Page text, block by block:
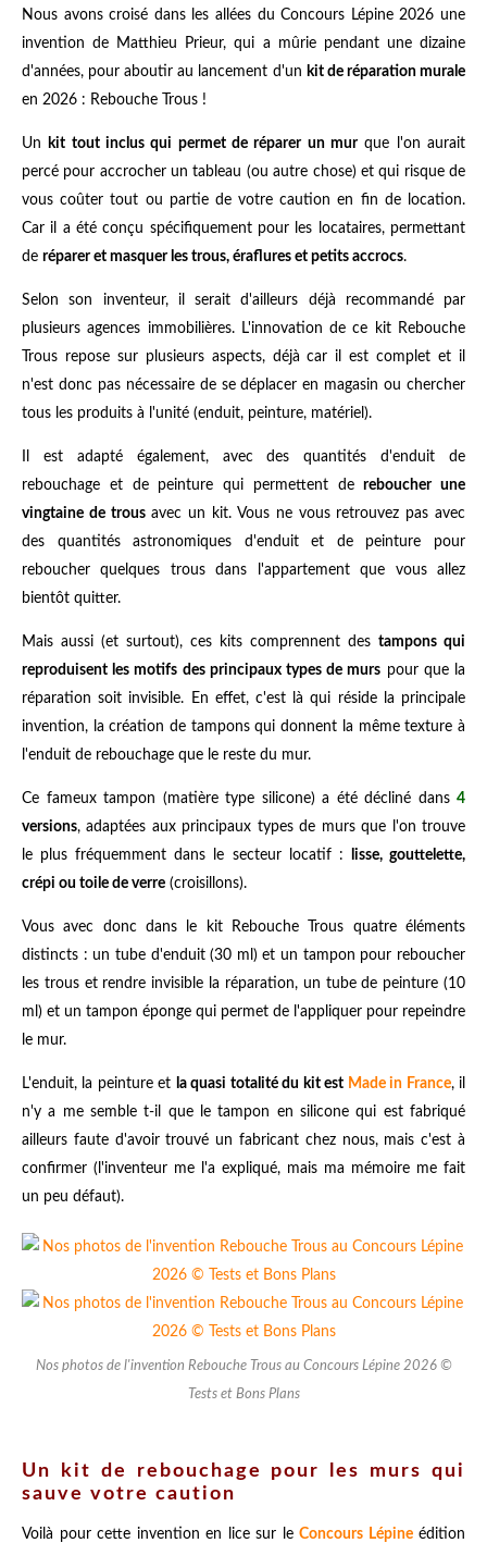
Nous avons croisé dans les allées du Concours Lépine 2026 une
invention de Matthieu Prieur, qui a mûrie pendant une dizaine
d'années, pour aboutir au lancement d'un kit de réparation murale
en 2026 : Rebouche Trous !
Un kit tout inclus qui permet de réparer un murque l'on aurait
percé pour accrocher un tableau (ou autre chose) et qui risque de
vous coûter tout ou partie de votre caution en fin de location.
Car il a été conçu spécifiquement pour les locataires, permettant
de réparer et masquer les trous, éraflures et petits accrocs.
Selon son inventeur, il serait d'ailleurs déjà recommandé par
plusieurs agences immobilières. L'innovation de ce kit Rebouche
Trous repose sur plusieurs aspects, déjà car il est complet et il
n'est donc pas nécessaire de se déplacer en magasin ou chercher
tous les produits à l'unité (enduit, peinture, matériel).
Il est adapté également, avec des quantités d'enduit de
rebouchage et de peinture qui permettent dereboucher une
vingtaine de trousavec un kit. Vous ne vous retrouvez pas avec
des quantités astronomiques d'enduit et de peinture pour
reboucher quelques trous dans l'appartement que vous allez
bientôt quitter.
Mais aussi (et surtout), ces kits comprennent des tampons qui
reproduisent les motifs des principaux types de murs pour que la
réparation soit invisible. En effet, c'est là qui réside la principale
invention, la création de tampons qui donnent la même texture à
l'enduit de rebouchage que le reste du mur.
Ce fameux tampon (matière type silicone) a été décliné dans 4
versions, adaptées aux principaux types de murs que l'on trouve
le plus fréquemment dans le secteur locatif :
lisse, gouttelette,
crépi ou toile de verre (croisillons).
Vous avec donc dans le kit Rebouche Trous quatre éléments
distincts : un tube d'enduit (30 ml) et un tampon pour reboucher
les trous et rendre invisible la réparation, un tube de peinture (10
ml) et un tampon éponge qui permet de l'appliquer pour repeindre
le mur.
L'enduit, la peinture et la quasi totalité du kit est Made in France, il
n'y a me semble t-il que le tampon en silicone qui est fabriqué
ailleurs faute d'avoir trouvé un fabricant chez nous, mais c'est à
confirmer (l'inventeur me l'a expliqué, mais ma mémoire me fait
un peu défaut).
Nos photos de l'invention Rebouche Trous au Concours Lépine 2026 ©
Tests et Bons Plans
Un kit de rebouchage pour les murs qui
sauve votre caution
Voilà pour cette invention en lice sur le Concours Lépineédition